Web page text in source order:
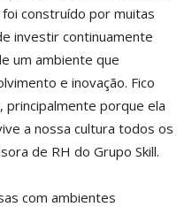
construído por muitas
investir continuamente
um ambiente que
e inovação. Fico
principalmente porque ela
a nossa cultura todos os
de RH do Grupo Skill.
com ambientes